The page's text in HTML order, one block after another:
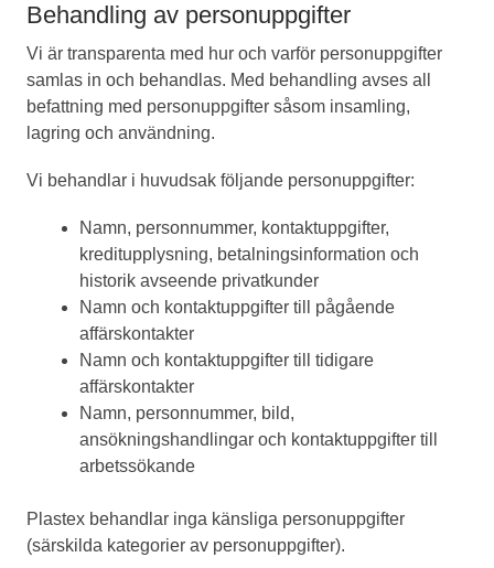
Behandling av personuppgifter
Vi är transparenta med hur och varför personuppgifter
samlas in och behandlas. Med behandling avses all
befattning med personuppgifter såsom insamling,
lagring och användning.
Vi behandlar i huvudsak följande personuppgifter:
Namn, personnummer, kontaktuppgifter,
kreditupplysning, betalningsinformation och
historik avseende privatkunder
Namn och kontaktuppgifter till pågående
affärskontakter
Namn och kontaktuppgifter till tidigare
affärskontakter
Namn, personnummer, bild,
ansökningshandlingar och kontaktuppgifter till
arbetssökande
Plastex behandlar inga känsliga personuppgifter
(särskilda kategorier av personuppgifter).